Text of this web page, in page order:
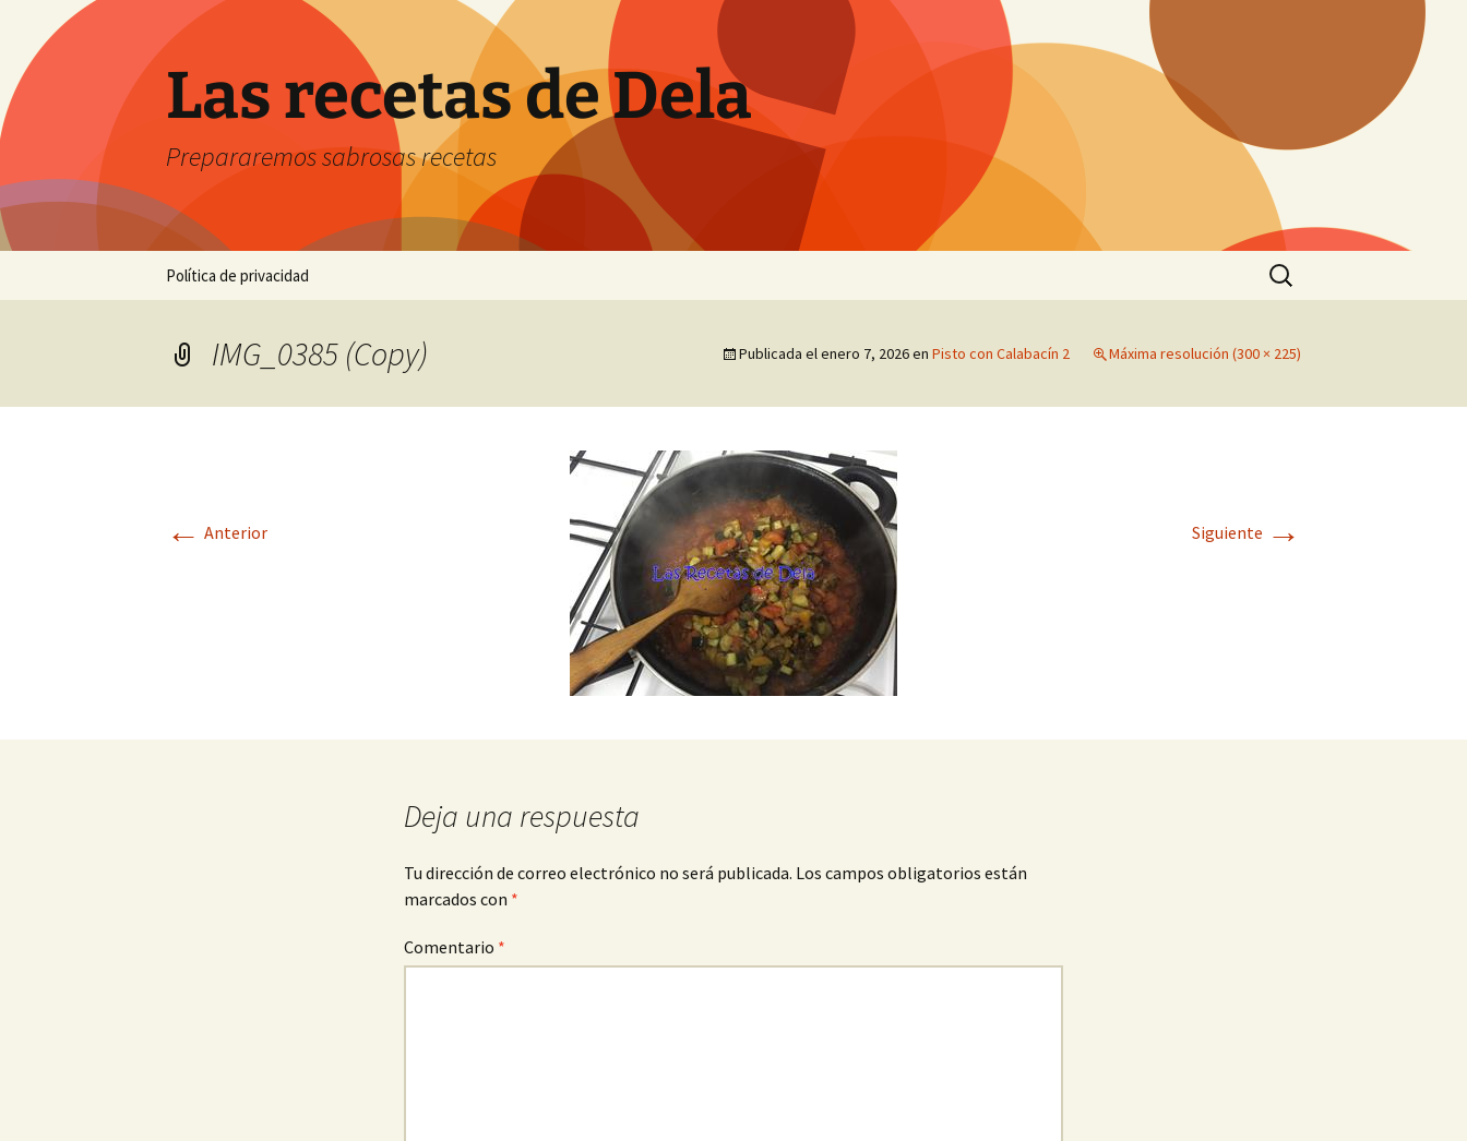
contenido
Las recetas de Dela
Prepararemos sabrosas recetas
Política de privacidad
Buscar:
IMG_0385 (Copy) Publicada elenero 7, 2026en Pisto con Calabacín 2 Máxima resolución (300 × 225)
← Anterior Siguiente →
Deja una respuesta
Tu dirección de correo electrónico no será publicada. Los campos obligatorios están
marcados con *
Comentario *